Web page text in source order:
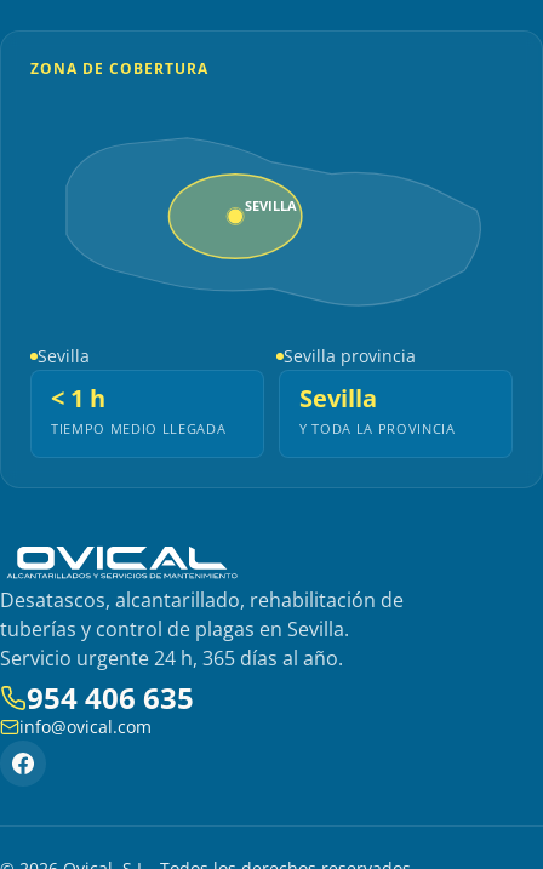
ZONA DE COBERTURA
SEVILLA
Sevilla Sevilla provincia
< 1 h
TIEMPO MEDIO LLEGADA
Sevilla
Y TODA LA PROVINCIA
Desatascos, alcantarillado, rehabilitación de
tuberías y control de plagas en Sevilla.
Servicio urgente 24 h, 365 días al año.
954 406 635
info@ovical.com